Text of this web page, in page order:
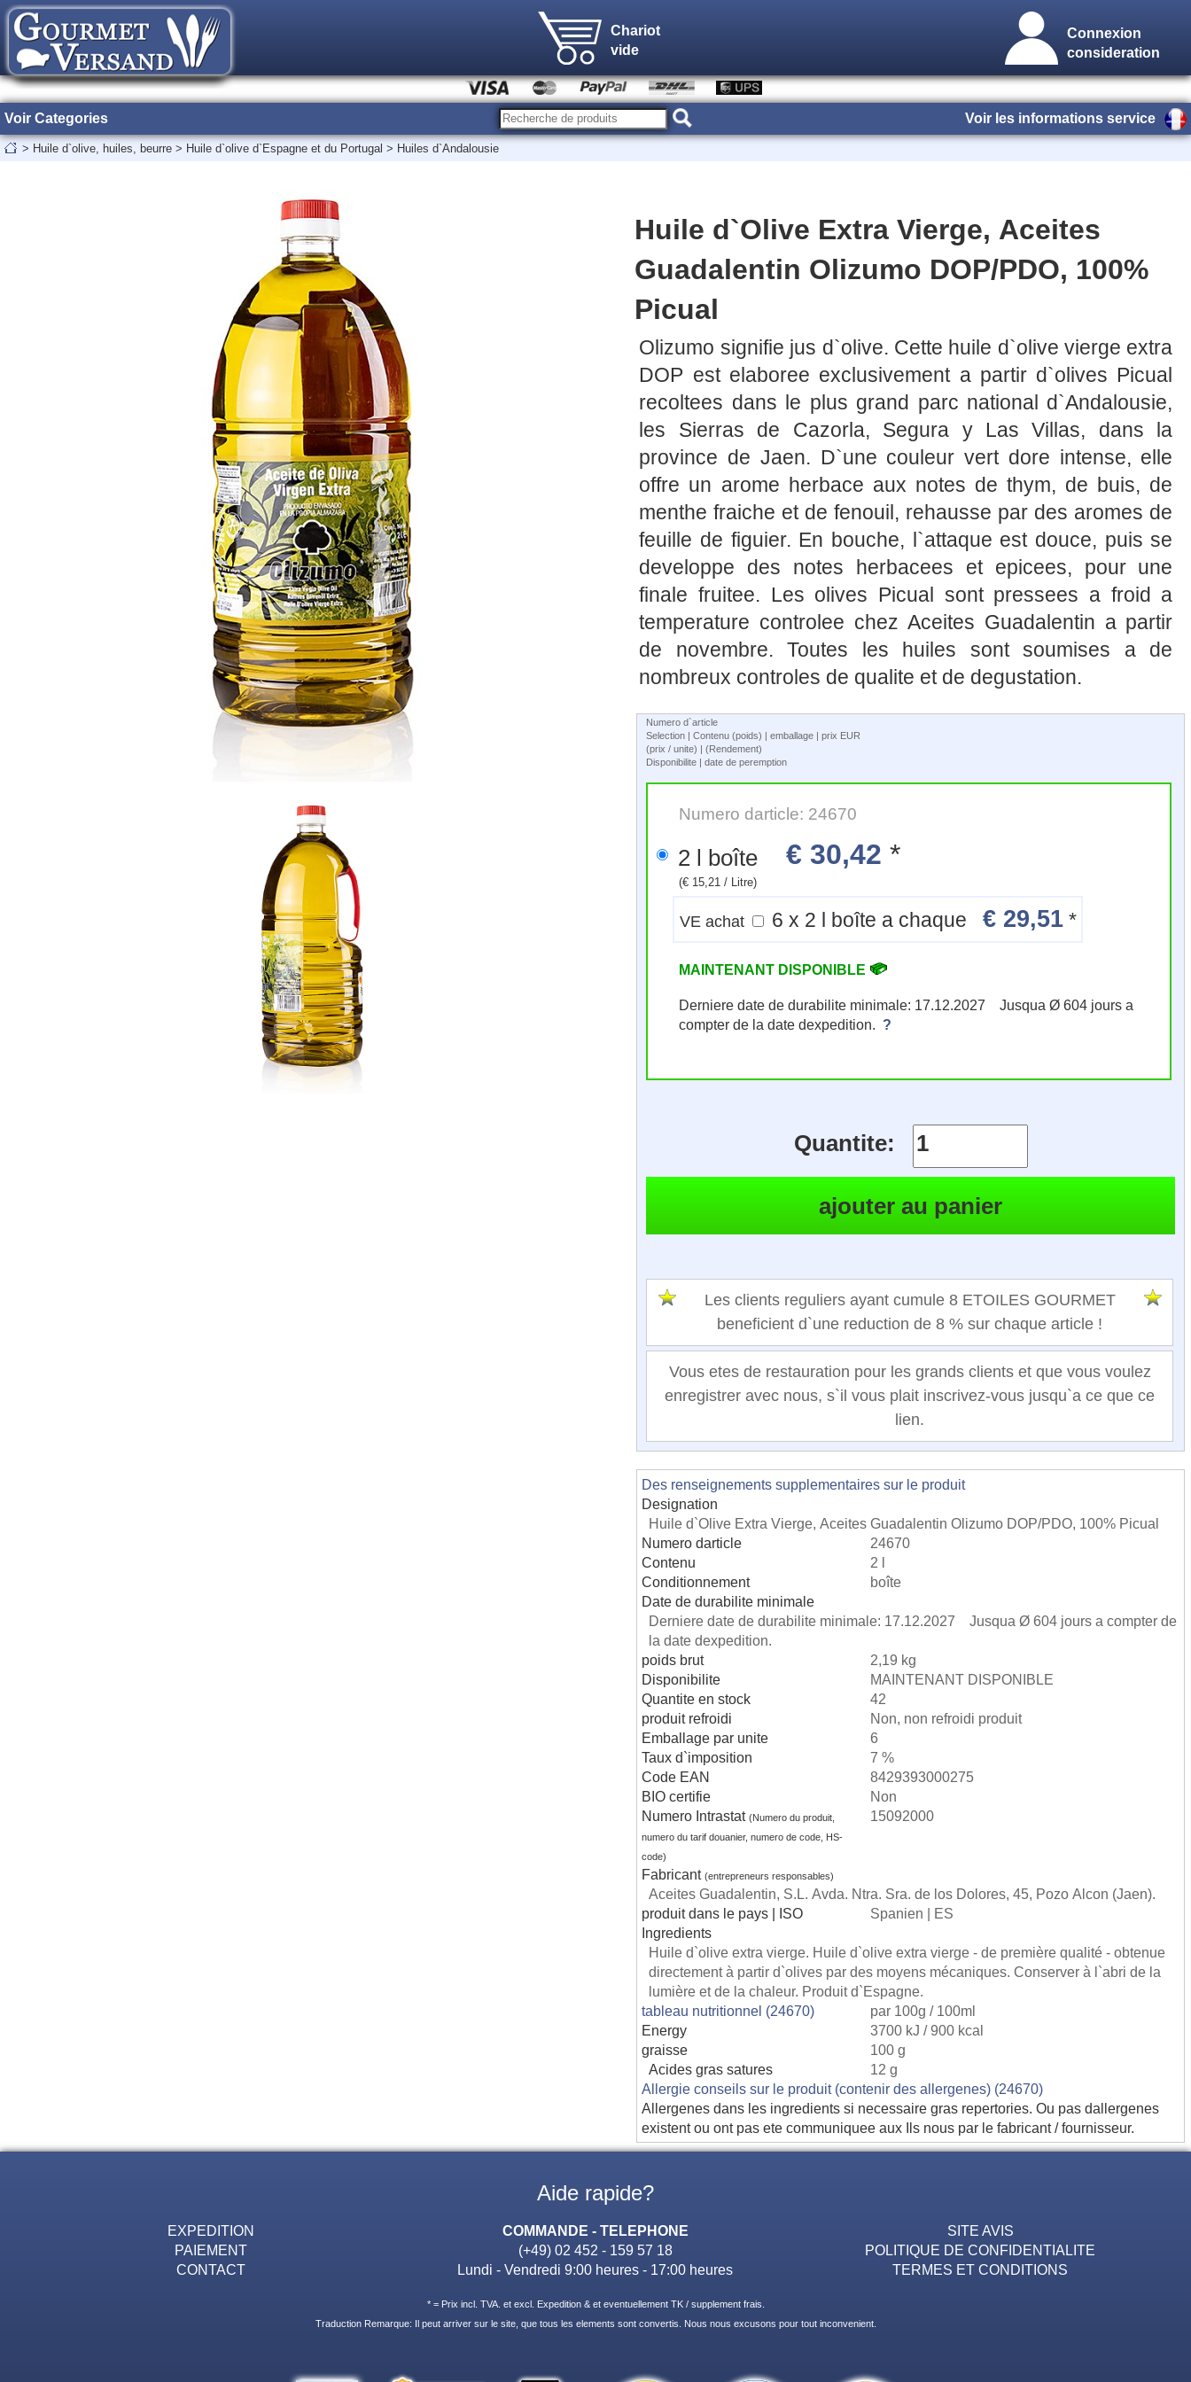
Chariot
vide
Connexion
consideration
Voir Categories Voir les informations service
> Huile d`olive, huiles, beurre > Huile d`olive d`Espagne et du Portugal > Huiles d`Andalousie
Huile d`Olive Extra Vierge, Aceites
Guadalentin Olizumo DOP/PDO, 100%
Picual
Olizumo signifie jus d`olive. Cette huile d`olive vierge extra
DOP est elaboree exclusivement a partir d`olives Picual
recoltees dans le plus grand parc national d`Andalousie,
les Sierras de Cazorla, Segura y Las Villas, dans la
province de Jaen. D`une couleur vert dore intense, elle
offre un arome herbace aux notes de thym, de buis, de
menthe fraiche et de fenouil, rehausse par des aromes de
feuille de figuier. En bouche, l`attaque est douce, puis se
developpe des notes herbacees et epicees, pour une
finale fruitee. Les olives Picual sont pressees a froid a
temperature controlee chez Aceites Guadalentin a partir
de novembre. Toutes les huiles sont soumises a de
nombreux controles de qualite et de degustation.
Numero d`article
Selection | Contenu (poids) | emballage | prix EUR
(prix / unite) | (Rendement)
Disponibilite | date de peremption
Numero darticle: 24670
2 l boîte € 30,42 *
(€ 15,21 / Litre)
VE achat 6 x 2 l boîte a chaque € 29,51*
MAINTENANT DISPONIBLE
Derniere date de durabilite minimale: 17.12.2027 Jusqua Ø 604 jours a
compter de la date dexpedition. ?
Quantite:
Les clients reguliers ayant cumule 8 ETOILES GOURMET
beneficient d`une reduction de 8 % sur chaque article !
Vous etes de restauration pour les grands clients et que vous voulez
enregistrer avec nous, s`il vous plait inscrivez-vous jusqu`a ce que ce
lien.
Des renseignements supplementaires sur le produit
Designation
Huile d`Olive Extra Vierge, Aceites Guadalentin Olizumo DOP/PDO, 100% Picual
Numero darticle
24670
Contenu
2 l
Conditionnement
boîte
Date de durabilite minimale
Derniere date de durabilite minimale: 17.12.2027 Jusqua Ø 604 jours a compter de
la date dexpedition.
poids brut
2,19 kg
Disponibilite
MAINTENANT DISPONIBLE
Quantite en stock
42
produit refroidi
Non, non refroidi produit
Emballage par unite
6
Taux d`imposition
7 %
Code EAN
8429393000275
BIO certifie
Non
Numero Intrastat(Numero du produit,
numero du tarif douanier, numero de code, HS-
code)
15092000
Fabricant(entrepreneurs responsables)
Aceites Guadalentin, S.L. Avda. Ntra. Sra. de los Dolores, 45, Pozo Alcon (Jaen).
produit dans le pays | ISO
Spanien | ES
Ingredients
Huile d`olive extra vierge. Huile d`olive extra vierge - de première qualité - obtenue
directement à partir d`olives par des moyens mécaniques. Conserver à l`abri de la
lumière et de la chaleur. Produit d`Espagne.
tableau nutritionnel (24670)
par 100g / 100ml
Energy
3700 kJ / 900 kcal
graisse
100 g
Acides gras satures
12 g
Allergie conseils sur le produit (contenir des allergenes) (24670)
Allergenes dans les ingredients si necessaire gras repertories. Ou pas dallergenes
existent ou ont pas ete communiquee aux Ils nous par le fabricant / fournisseur.
Aide rapide?
EXPEDITION
PAIEMENT
CONTACT
COMMANDE - TELEPHONE
(+49) 02 452 - 159 57 18
Lundi - Vendredi 9:00 heures - 17:00 heures
SITE AVIS
POLITIQUE DE CONFIDENTIALITE
TERMES ET CONDITIONS
* = Prix incl. TVA. et excl. Expedition & et eventuellement TK / supplement frais.
Traduction Remarque: Il peut arriver sur le site, que tous les elements sont convertis. Nous nous excusons pour tout inconvenient.